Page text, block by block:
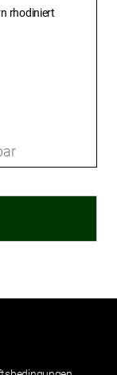
rhodiniert